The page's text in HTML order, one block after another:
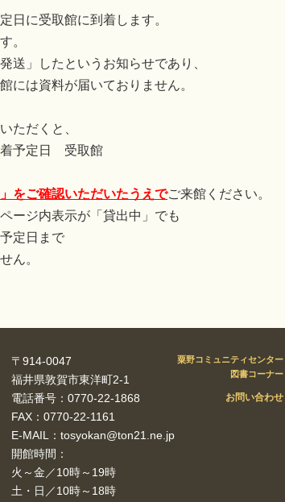
日に受取館に到着します。
。
送」したというお知らせであり、
には資料が届いておりません。
ただくと、
予定日 受取館
」をご確認いただいたうえでご来館ください。
ージ内表示が「貸出中」でも
定日まで
ん。
〒914-0047
福井県敦賀市東洋町2-1
電話番号：0770-22-1868
FAX：0770-22-1161
E-MAIL：tosyokan@ton21.ne.jp
開館時間：
火～金／10時～19時
土・日／10時～18時
粟野コミュニティセンター
図書コーナー
お問い合わせ